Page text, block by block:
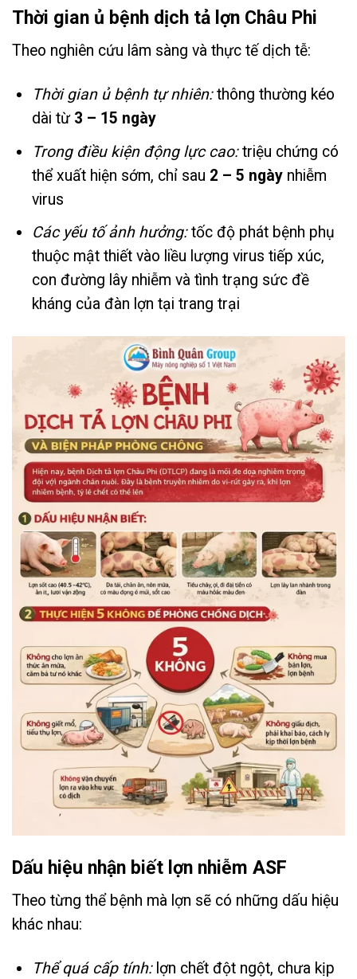
Thời gian ủ bệnh dịch tả lợn Châu Phi
Theo nghiên cứu lâm sàng và thực tế dịch tễ:
Thời gian ủ bệnh tự nhiên:thông thường kéo
dài từ3 – 15 ngày
Trong điều kiện động lực cao:triệu chứng có
thể xuất hiện sớm, chỉ sau 2 – 5 ngày nhiễm
virus
Các yếu tố ảnh hưởng:tốc độ phát bệnh phụ
thuộc mật thiết vào liều lượng virus tiếp xúc,
con đường lây nhiễm và tình trạng sức đề
kháng của đàn lợn tại trang trại
Dấu hiệu nhận biết lợn nhiễm ASF
Theo từng thể bệnh mà lợn sẽ có những dấu hiệu
khác nhau:
Thể quá cấp tính:lợn chết đột ngột, chưa kịp